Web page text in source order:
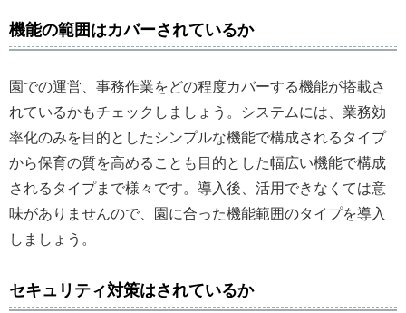
機能の範囲はカバーされているか
園での運営、事務作業をどの程度カバーする機能が搭載さ
れているかもチェックしましょう。システムには、業務効
率化のみを目的としたシンプルな機能で構成されるタイプ
から保育の質を高めることも目的とした幅広い機能で構成
されるタイプまで様々です。導入後、活用できなくては意
味がありませんので、園に合った機能範囲のタイプを導入
しましょう。
セキュリティ対策はされているか